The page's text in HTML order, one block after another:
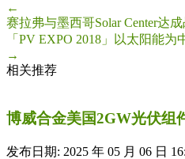
←
赛拉弗与墨西哥Solar Center达
「PV EXPO 2018」以太阳能
→
相关推荐
博威合金美国2GW光伏组
发布日期: 2025 年 05 月 06 日